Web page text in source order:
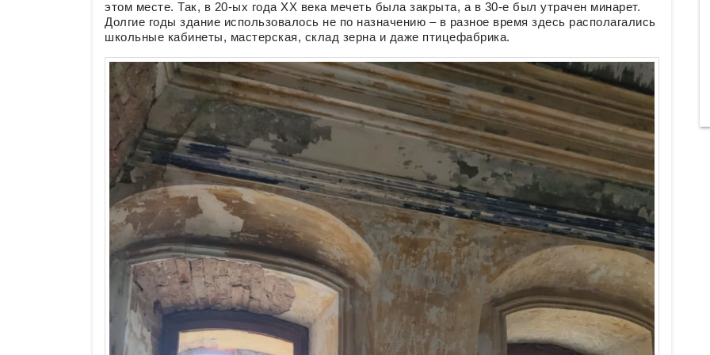
этом месте. Так, в 20-ых года XX века мечеть была закрыта, а в 30-е был утрачен минарет.
Долгие годы здание использовалось не по назначению – в разное время здесь располагались
школьные кабинеты, мастерская, склад зерна и даже птицефабрика.